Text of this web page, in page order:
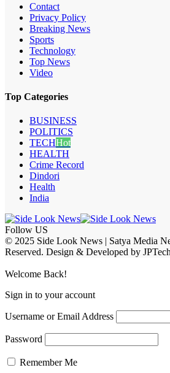
Contact
Privacy Policy
Breaking News
Sports
Technology
Top News
Video
Top Categories
BUSINESS
POLITICS
TECHHot
HEALTH
Crime Record
Dindori
Health
India
Follow US
© 2025 Side Look News | Satya Media
Reserved. Design & Developed by
Welcome Back!
Sign in to your account
Username or Email Address
Password
Remember Me